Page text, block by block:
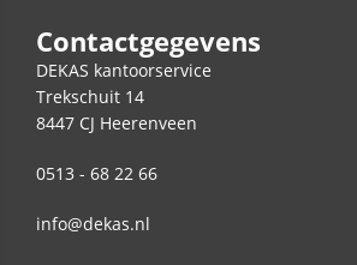
Contactgegevens
DEKAS kantoorservice
Trekschuit 14
8447 CJ Heerenveen
0513 - 68 22 66
info@dekas.nl